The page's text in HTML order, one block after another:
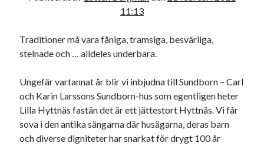
26 27
« jan mar »
Sök
11:13
Traditioner må vara fåniga, tramsiga, besvärliga,
stelnade och … alldeles underbara.
Ungefär vartannat år blir vi inbjudna till Sundborn – Carl
och Karin Larssons Sundborn-hus som egentligen heter
Lilla Hyttnäs fastän det är ett jättestort Hyttnäs. Vi får
sova i den antika sängarna där husägarna, deras barn
och diverse digniteter har snarkat för drygt 100 år